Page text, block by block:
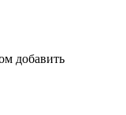
добавить